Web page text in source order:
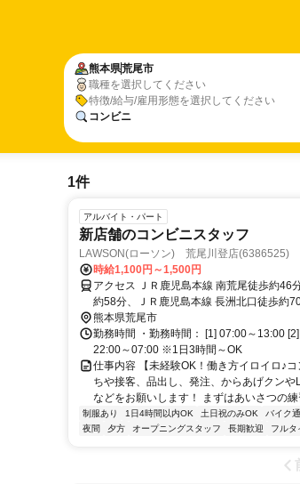
熊本県荒尾市
職種を選択してください
特徴/給与/雇用形態を選択してください
コンビニ
1件
アルバイト・パート
新店舗のコンビニスタッフ
LAWSON(ローソン) 荒尾川登店(6386525)
時給1,100円～1,500円
アクセス ＪＲ鹿児島本線 南荒尾徒歩約46
約58分、ＪＲ鹿児島本線 長洲北口徒歩約
熊本県荒尾市
勤務時間 ・勤務時間： [1] 07:00～13:00
22:00～07:00 ※1日3時間～OK
仕事内容 【未経験OK！働き方イロイロ♪
ちや接客、品出し、発注、からあげクン
などをお願いします！ まずはあいさつの練
制服あり 1日4時間以内OK 土日祝のみOK バイク
夜間
夕方 オープニングスタッフ 長期歓迎 フルタ